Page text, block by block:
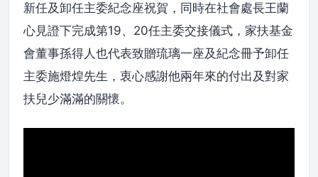
新任及卸任主委紀念座祝賀，同時在社會處長王蘭
心見證下完成第19、20任主委交接儀式，家扶基金
會董事孫得人也代表致贈琉璃一座及紀念冊予卸任
主委施燈煌先生，衷心感謝他兩年來的付出及對家
扶兒少滿滿的關懷。